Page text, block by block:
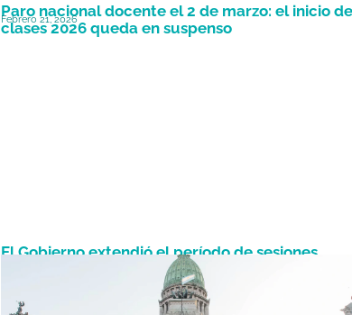
Paro nacional docente el 2 de marzo: el inicio de
clases 2026 queda en suspenso
Febrero 21, 2026
El Gobierno extendió el período de sesiones
extraordinarias hasta el 28 de febrero